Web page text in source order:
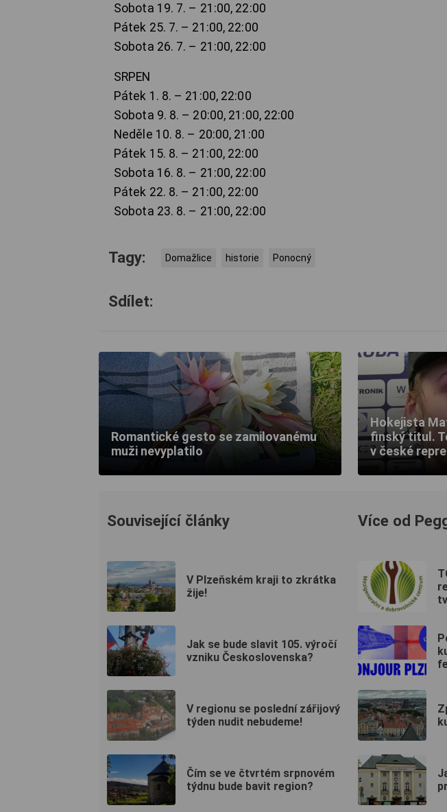
Sobota 19. 7. – 21:00, 22:00
Pátek 25. 7. – 21:00, 22:00
Sobota 26. 7. – 21:00, 22:00
SRPEN
Pátek 1. 8. – 21:00, 22:00
Sobota 9. 8. – 20:00, 21:00, 22:00
Neděle 10. 8. – 20:00, 21:00
Pátek 15. 8. – 21:00, 22:00
Sobota 16. 8. – 21:00, 22:00
Pátek 22. 8. – 21:00, 22:00
Sobota 23. 8. – 21:00, 22:00
Tagy: Domažlice historie Ponocný
Sdílet:
Romantické gesto se zamilovanému
muži nevyplatilo
Hokejista
finský titul.
v české
Související články
V Plzeňském kraji to zkrátka
žije!
Jak se bude slavit 105. výročí
vzniku Československa?
V regionu se poslední zářijový
týden nudit nebudeme!
Čím se ve čtvrtém srpnovém
týdnu bude bavit region?
Více od